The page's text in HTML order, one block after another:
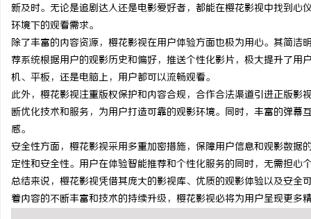
新及时。无论是追剧达人还是电影爱好者，都能在樱花影视中找到
环境下的观看需求。
除了丰富的内容资源，樱花影视在用户体验方面也极为用心。其简
荐系统根据用户的观影历史和偏好，推送个性化影片，极大提升了
机、平板，还是电脑上，用户都可以流畅观看。
此外，樱花影视注重版权保护和内容合规，合作合法渠道引进正版
断优化技术和服务，为用户打造可靠的观影环境。同时，丰富的弹
感。
安全性方面，樱花影视采用多重加密措施，保障用户信息和观影数
定性和安全性。用户在体验智能推荐和个性化服务的同时，无需担心
总结来说，樱花影视凭借其庞大的影视库、优质的观影体验以及安
着内容的不断丰富和技术的持续升级，樱花影视必将为用户呈现更